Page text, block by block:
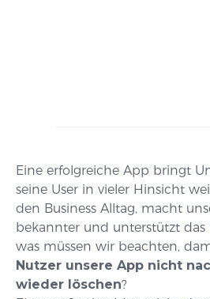
Eine erfolgreiche App bringt
seine User in vieler Hinsicht
den Business Alltag, macht
bekannter und unterstützt das
was müssen wir beachten,
Nutzer unsere App nicht
wieder löschen?